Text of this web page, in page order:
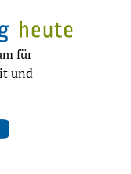
für
und